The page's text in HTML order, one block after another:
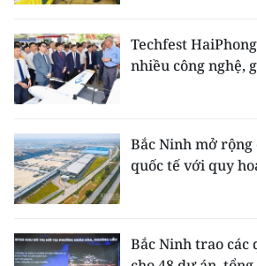
Techfest
nhiều công nghệ,
Bắc Ninh mở
quốc tế với quy
Bắc Ninh trao